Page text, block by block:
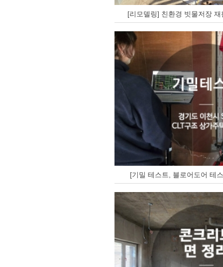
[리모델링] 친환경 빗물저장
[기밀 테스트, 블로어도어 테